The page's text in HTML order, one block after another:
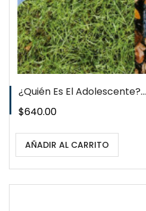
¿Quién Es El Adolescente?...
Precio
$640.00
AÑADIR AL CARRITO